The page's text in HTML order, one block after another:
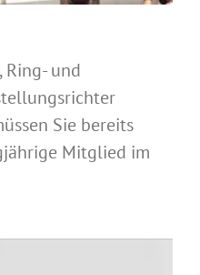
und
Sie bereits
Mitglied im